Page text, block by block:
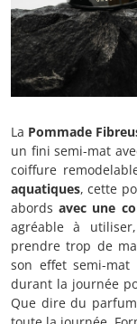
La Pommade
un fini semi-mat
coiffure
aquatiques, cette
abordsavec une
agréable à
prendre trop de
son effet semi-
durant la journée
Que dire du